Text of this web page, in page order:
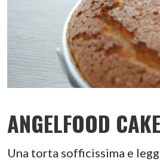
ANGELFOOD
Una torta sofficissima e